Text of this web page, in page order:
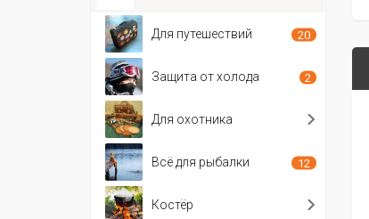
Для путешествий 20
Защита от холода 2
Для охотника
Всё для рыбалки 12
Костёр